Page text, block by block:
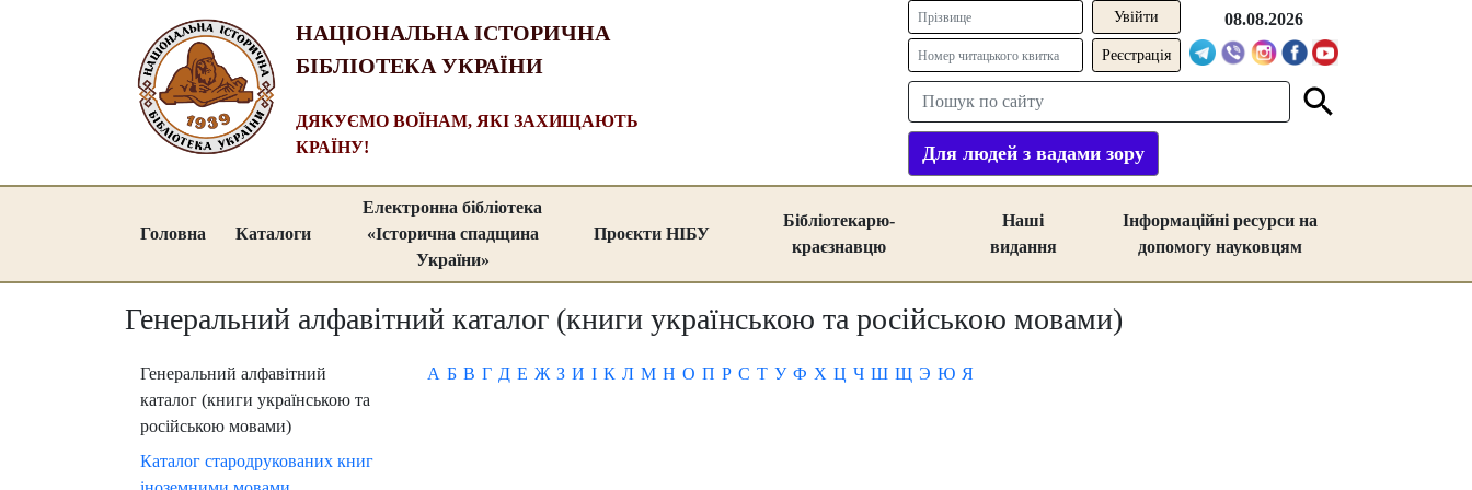
НАЦІОНАЛЬНА ІСТОРИЧНА
БІБЛІОТЕКА УКРАЇНИ
ДЯКУЄМО ВОЇНАМ, ЯКІ ЗАХИЩАЮТЬ
КРАЇНУ!
Реєстрація
08.08.2026
Для людей з вадами зору
Головна Каталоги
Електронна бібліотека
«Історична спадщина
України»
Проєкти НІБУ
Бібліотекарю-
краєзнавцю
Наші
видання
Інформаційні ресурси на
допомогу науковцям
Генеральний алфавітний каталог (книги українською та російською мовами)
Генеральний алфавітний
каталог (книги українською та
російською мовами)
Каталог стародрукованих книг
А Б В Г Д Е Ж З И І К Л М Н О П Р С Т У Ф Х Ц Ч Ш Щ Э Ю Я